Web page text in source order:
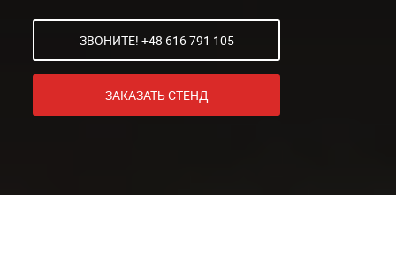
ЗВОНИТЕ! +48 616 791 105
ЗАКАЗАТЬ СТЕНД